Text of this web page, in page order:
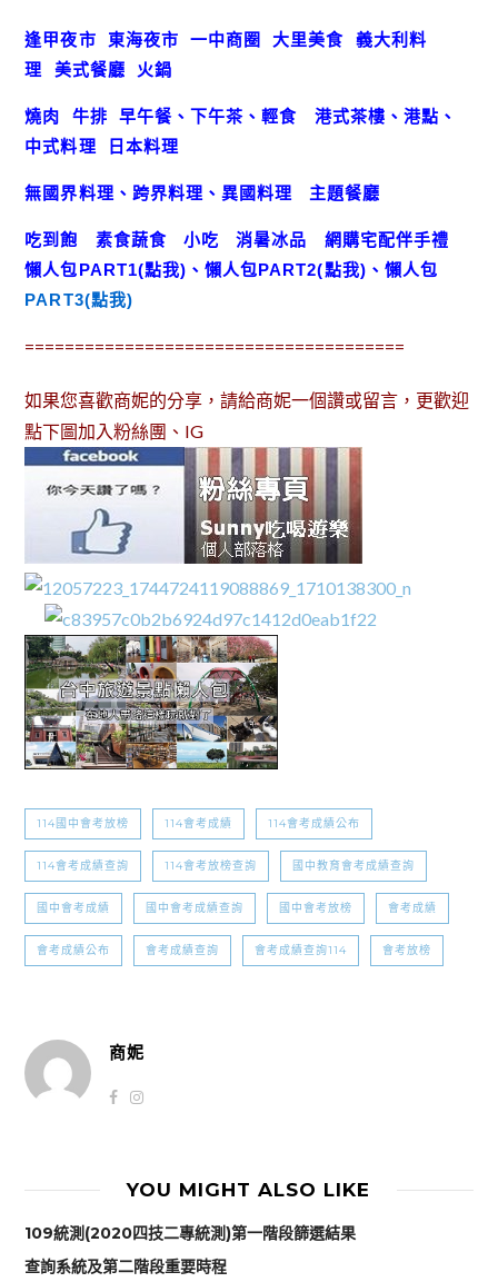
逢甲夜市 東海夜市 一中商圈 大里美食
義大利料
理
美式餐廳 火鍋
燒肉 牛排 早午餐、下午茶、輕食
港式茶樓、港點、
中式料理
日本料理
無國界料理、跨界料理、異國料理 主題餐廳
吃到飽 素食蔬食 小吃 消暑冰品
網購宅配伴手禮
懶人包PART1(點我) 、懶人包PART2(點我) 、 懶人包
PART3(點我)
======================================
如果您喜歡商妮的分享，請給商妮一個讚或留言，更歡迎
點下圖加入粉絲團、IG
114國中會考放榜 114會考成績 114會考成績公布
114會考成績查詢 114會考放榜查詢 國中教育會考成績查詢
國中會考成績 國中會考成績查詢 國中會考放榜 會考成績
會考成績公布 會考成績查詢 會考成績查詢114 會考放榜
商妮
YOU MIGHT ALSO LIKE
109統測(2020四技二專統測)第一階段篩選結果
查詢系統及第二階段重要時程